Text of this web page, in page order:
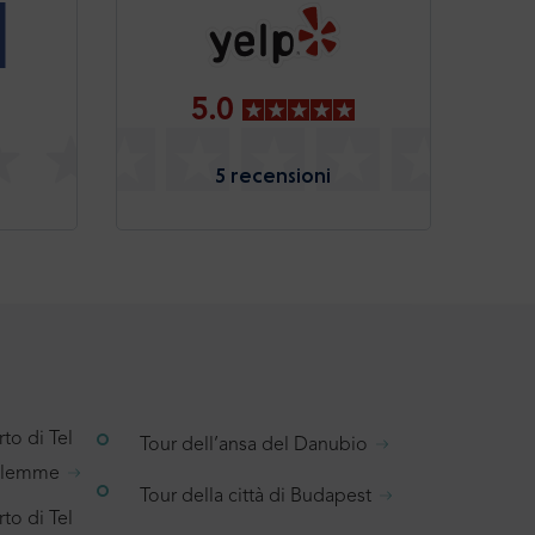
5.0
5 recensioni
di Tel
di Tel
Tour dell’ansa del Danubio
Tour della città di Budapest